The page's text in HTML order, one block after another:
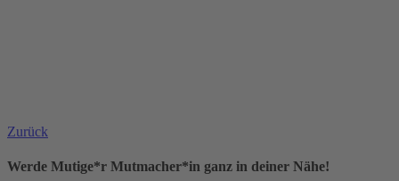
Zurück
Werde Mutige*r Mutmacher*in ganz in deiner Nähe!